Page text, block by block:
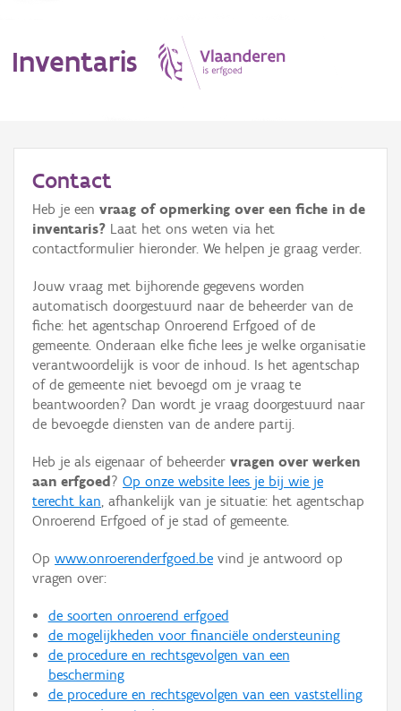
Inventaris
Erfgoedobject
Aanduidingsobject
Waarneming
Thema
Gebeurtenis
Persoon of collectief
Hergebruik
Aanmelden
Contact
Heb je een vraag of opmerking over een fiche in de
inventaris? Laat het ons weten via het
contactformulier hieronder. We helpen je graag verder.
Jouw vraag met bijhorende gegevens worden
automatisch doorgestuurd naar de beheerder van de
fiche: het agentschap Onroerend Erfgoed of de
gemeente. Onderaan elke fiche lees je welke organisatie
verantwoordelijk is voor de inhoud. Is het agentschap
of de gemeente niet bevoegd om je vraag te
beantwoorden? Dan wordt je vraag doorgestuurd naar
de bevoegde diensten van de andere partij.
Heb je als eigenaar of beheerder vragen over werken
aan erfgoed ? Op onze website lees je bij wie je
terecht kan, afhankelijk van je situatie: het agentschap
Onroerend Erfgoed of je stad of gemeente.
Op www.onroerenderfgoed.be vind je antwoord op
vragen over:
de soorten onroerend erfgoed
de mogelijkheden voor financiële ondersteuning
de procedure en rechtsgevolgen van een
bescherming
de procedure en rechtsgevolgen van een vaststelling